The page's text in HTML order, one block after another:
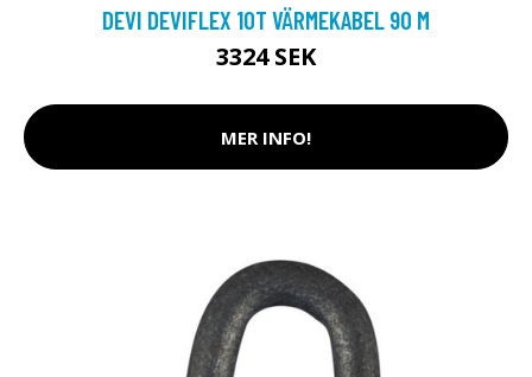
DEVI DEVIFLEX 10T VÄRMEKABEL 90 M
3324 SEK
MER INFO!